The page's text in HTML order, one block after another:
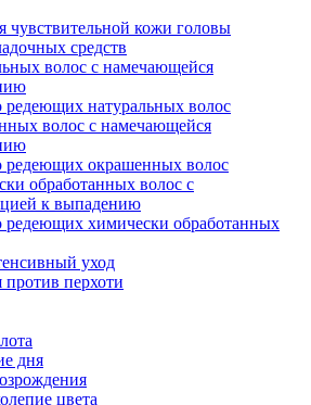
чувствительной кожи головы
средств
волос с намечающейся
редеющих натуральных волос
волос с намечающейся
редеющих окрашенных волос
обработанных волос с
к выпадению
редеющих химически обработанных
уход
против перхоти
дня
цвета